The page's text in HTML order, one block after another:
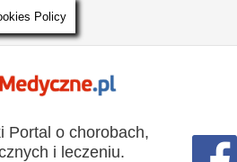
Portal o chorobach,
i leczeniu.
Policy